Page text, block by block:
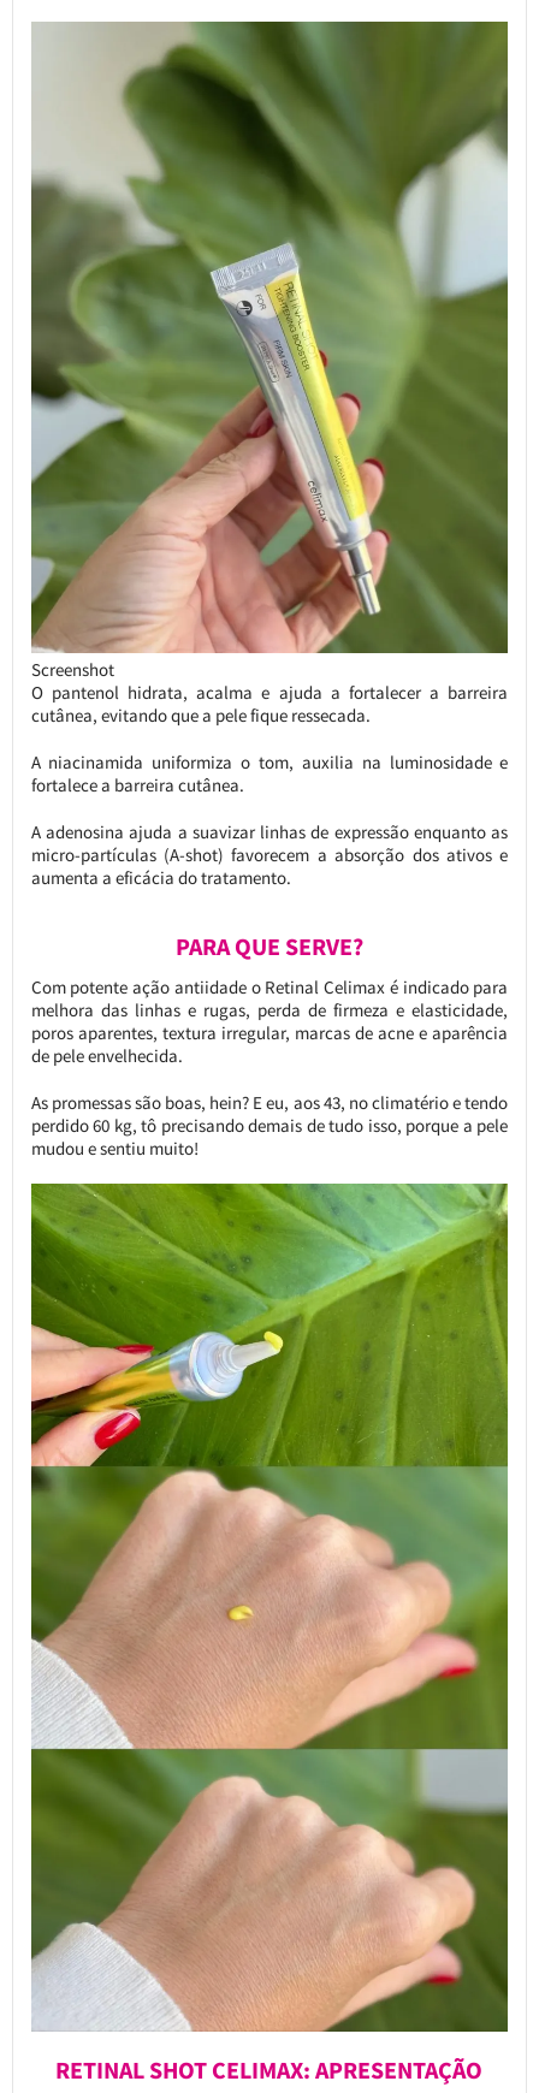
Screenshot
O pantenol hidrata, acalma e ajuda a fortalecer a barreira
cutânea, evitando que a pele fique ressecada.
A niacinamida uniformiza o tom, auxilia na luminosidade e
fortalece a barreira cutânea.
A adenosina ajuda a suavizar linhas de expressão enquanto as
micro-partículas (A-shot) favorecem a absorção dos ativos e
aumenta a eficácia do tratamento.
PARA QUE SERVE?
Com potente ação antiidade o Retinal Celimax é indicado para
melhora das linhas e rugas, perda de firmeza e elasticidade,
poros aparentes, textura irregular, marcas de acne e aparência
de pele envelhecida.
As promessas são boas, hein? E eu, aos 43, no climatério e tendo
perdido 60 kg, tô precisando demais de tudo isso, porque a pele
mudou e sentiu muito!
RETINAL SHOT CELIMAX: APRESENTAÇÃO